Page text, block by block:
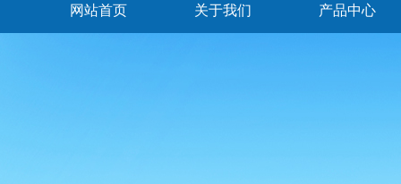
网站首页 关于我们 产品中心